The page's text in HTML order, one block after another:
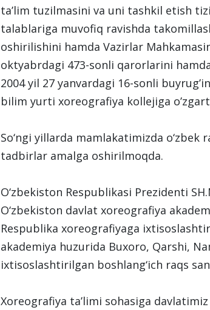
ta’lim tuzilmasini va uni tashkil etish
talablariga muvofiq ravishda
oshirilishini hamda Vazirlar
oktyabrdagi 473-sonli qarorlarini
2004 yil 27 yanvardagi 16-sonli
bilim yurti xoreografiya kollejiga
Sо‘ngi yillarda mamlakatimizda о‘zbek
tadbirlar amalga oshirilmoqda.
О‘zbekiston Respublikasi Prezidenti
О‘zbekiston davlat xoreografiya
Respublika xoreografiyaga
akademiya huzurida Buxoro, Qarshi,
ixtisoslashtirilgan boshlang‘ich raqs
Xoreografiya ta’limi sohasiga